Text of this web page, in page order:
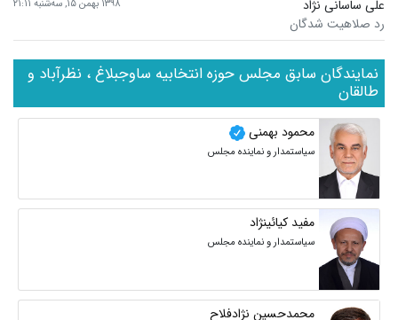
علی ساسانی نژاد ۱۳۹۸ بهمن ۱۵, سه‌شنبه ۲۱:۱۱
رد صلاهیت شدگان
نمایندگان سابق مجلس حوزه انتخابیه ساوجبلاغ ، نظرآباد و
طالقان
محمود بهمنی
سیاستمدار و نماینده مجلس
مفید کیائینژاد
سیاستمدار و نماینده مجلس
محمدحسین نژادفلاح